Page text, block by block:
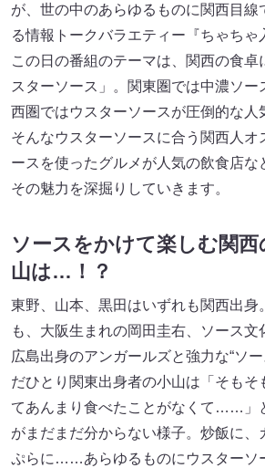
が、世の中のあらゆるものに関西目線
る情報トークバラエティー『ちゃちゃ
この日の番組のテーマは、関西の食卓
スターソース」。関東圏では中濃ソー
西圏ではウスターソースが圧倒的な人
そんなウスターソースに合う関西人オ
ースを使ったグルメが人気の飲食店な
その魅力を深掘りしていきます。
ソースをかけて楽しむ関西
山は…！？
東野、山本、黒田はいずれも関西出身
も、大阪生まれの岡田圭右、ソース文
広島出身のアンガールズと強力な“ソ
だひとり関東出身者の小山は「そもそ
てあんまり食べたことがなくて……」
がまだまだ分からない様子。炒飯に、
ぷらに……あらゆるものにウスターソ